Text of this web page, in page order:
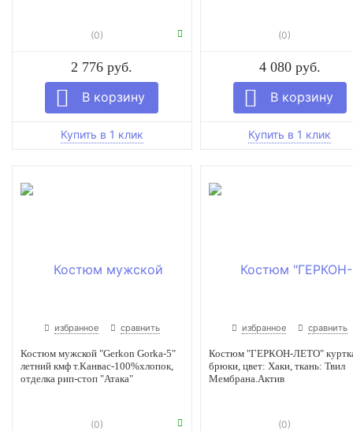
(0)
2 776 руб.
(0)
4 080 руб.
избранное сравнить
Костюм мужской "Gerkon Gorka-5"
летний кмф т.Канвас-100%хлопок,
отделка рип-стоп "Атака"
(0)
избранное сравнить
Костюм "ГЕРКОН-ЛЕТО"
брюки, цвет: Хаки, ткань: Твил
Мембрана.Актив
(0)